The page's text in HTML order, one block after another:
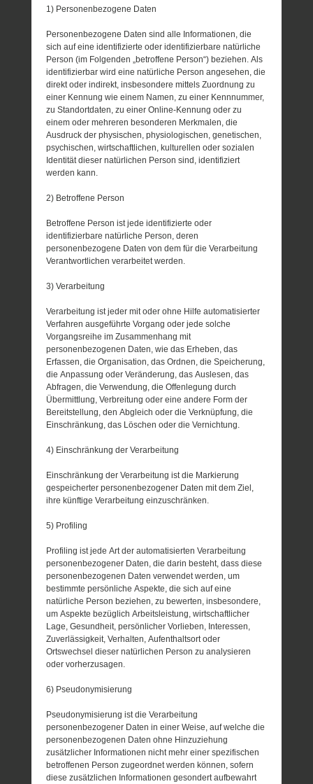
1) Personenbezogene Daten
Personenbezogene Daten sind alle Informationen, die
sich auf eine identifizierte oder identifizierbare natürliche
Person (im Folgenden „betroffene Person“) beziehen. Als
identifizierbar wird eine natürliche Person angesehen, die
direkt oder indirekt, insbesondere mittels Zuordnung zu
einer Kennung wie einem Namen, zu einer Kennnummer,
zu Standortdaten, zu einer Online-Kennung oder zu
einem oder mehreren besonderen Merkmalen, die
Ausdruck der physischen, physiologischen, genetischen,
psychischen, wirtschaftlichen, kulturellen oder sozialen
Identität dieser natürlichen Person sind, identifiziert
werden kann.
2) Betroffene Person
Betroffene Person ist jede identifizierte oder
identifizierbare natürliche Person, deren
personenbezogene Daten von dem für die Verarbeitung
Verantwortlichen verarbeitet werden.
3) Verarbeitung
Verarbeitung ist jeder mit oder ohne Hilfe automatisierter
Verfahren ausgeführte Vorgang oder jede solche
Vorgangsreihe im Zusammenhang mit
personenbezogenen Daten, wie das Erheben, das
Erfassen, die Organisation, das Ordnen, die Speicherung,
die Anpassung oder Veränderung, das Auslesen, das
Abfragen, die Verwendung, die Offenlegung durch
Übermittlung, Verbreitung oder eine andere Form der
Bereitstellung, den Abgleich oder die Verknüpfung, die
Einschränkung, das Löschen oder die Vernichtung.
4) Einschränkung der Verarbeitung
Einschränkung der Verarbeitung ist die Markierung
gespeicherter personenbezogener Daten mit dem Ziel,
ihre künftige Verarbeitung einzuschränken.
5) Profiling
Profiling ist jede Art der automatisierten Verarbeitung
personenbezogener Daten, die darin besteht, dass diese
personenbezogenen Daten verwendet werden, um
bestimmte persönliche Aspekte, die sich auf eine
natürliche Person beziehen, zu bewerten, insbesondere,
um Aspekte bezüglich Arbeitsleistung, wirtschaftlicher
Lage, Gesundheit, persönlicher Vorlieben, Interessen,
Zuverlässigkeit, Verhalten, Aufenthaltsort oder
Ortswechsel dieser natürlichen Person zu analysieren
oder vorherzusagen.
6) Pseudonymisierung
Pseudonymisierung ist die Verarbeitung
personenbezogener Daten in einer Weise, auf welche die
personenbezogenen Daten ohne Hinzuziehung
zusätzlicher Informationen nicht mehr einer spezifischen
betroffenen Person zugeordnet werden können, sofern
diese zusätzlichen Informationen gesondert aufbewahrt